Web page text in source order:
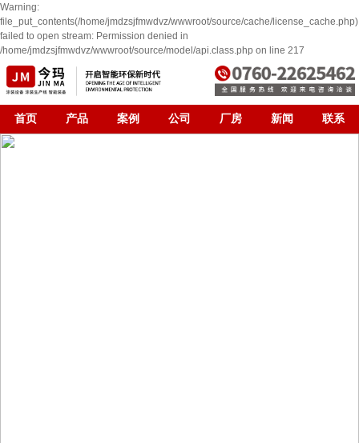
Warning:
file_put_contents(/home/jmdzsjfmwdvz/wwwroot/source/cache/
failed to open stream: Permission denied in
/home/jmdzsjfmwdvz/wwwroot/source/model/api.class.php on line 217
首页 产品 案例 公司 厂房 新闻 联系